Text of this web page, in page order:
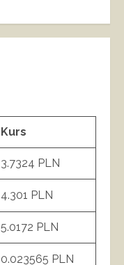
Kurs
3.7324 PLN
4.301 PLN
5.0172 PLN
0.023565 PLN